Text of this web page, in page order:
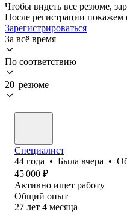
Чтобы видеть все резюме,
После регистрации
Зарегистрироваться
За всё время
По соответствию
20 резюме
Специалист
44 года • Была вчера •
45 000 ₽
Активно ищет работу
Общий опыт
27 лет 4 месяца